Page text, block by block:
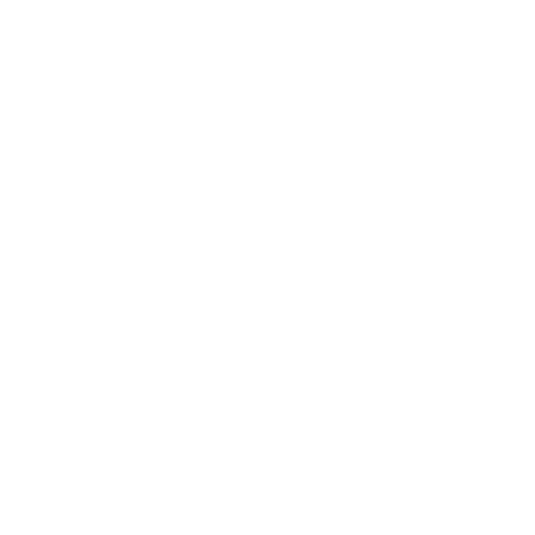
Vaši rezervaci můžeme přesunout do jiné vily v tomto